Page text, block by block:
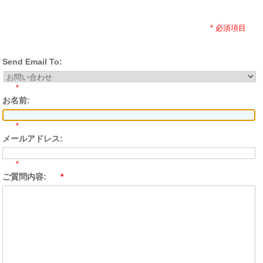
* 必須項目
Send Email To:
*
お名前:
*
メールアドレス:
*
ご質問内容: *